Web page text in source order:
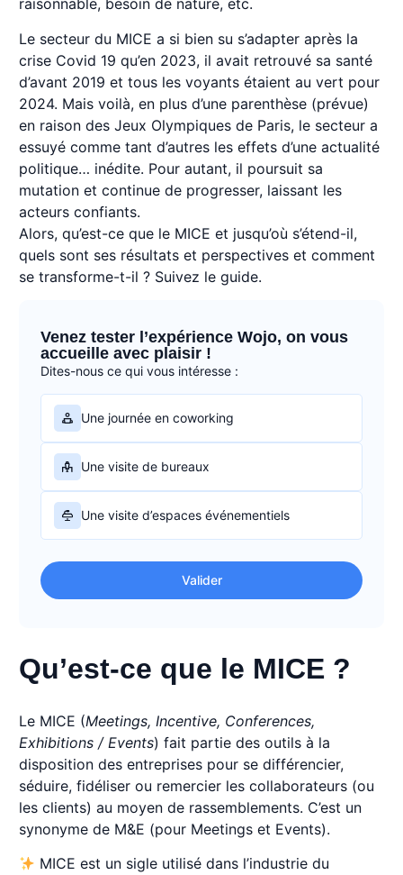
raisonnable, besoin de nature, etc.
Le secteur du MICE a si bien su s’adapter après la
crise Covid 19 qu’en 2023, il avait retrouvé sa santé
d’avant 2019 et tous les voyants étaient au vert pour
2024. Mais voilà, en plus d’une parenthèse (prévue)
en raison des Jeux Olympiques de Paris, le secteur a
essuyé comme tant d’autres les effets d’une actualité
politique… inédite. Pour autant, il poursuit sa
mutation et continue de progresser, laissant les
acteurs confiants.
Alors, qu’est-ce que le MICE et jusqu’où s’étend-il,
quels sont ses résultats et perspectives et comment
se transforme-t-il ? Suivez le guide.
Venez tester l’expérience Wojo, on vous
accueille avec plaisir !
Dites-nous ce qui vous intéresse :
Une journée en coworking
Une visite de bureaux
Une visite d’espaces événementiels
Valider
Qu’est-ce que le MICE ?
Le MICE (Meetings, Incentive, Conferences,
Exhibitions / Events) fait partie des outils à la
disposition des entreprises pour se différencier,
séduire, fidéliser ou remercier les collaborateurs (ou
les clients) au moyen de rassemblements. C’est un
synonyme de M&E (pour Meetings et Events).
MICE est un sigle utilisé dans l’industrie du